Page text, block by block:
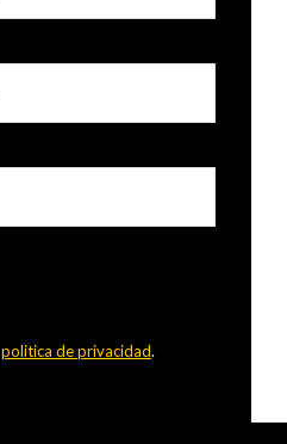
politica de privacidad.